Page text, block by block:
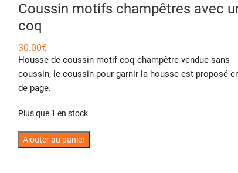
Coussin motifs champêtres avec
coq
30.00€
Housse de coussin motif coq champêtre vendue sans
coussin, le coussin pour garnir la housse est proposé
de page.
Plus que 1 en stock
quantité
Ajouter au panier